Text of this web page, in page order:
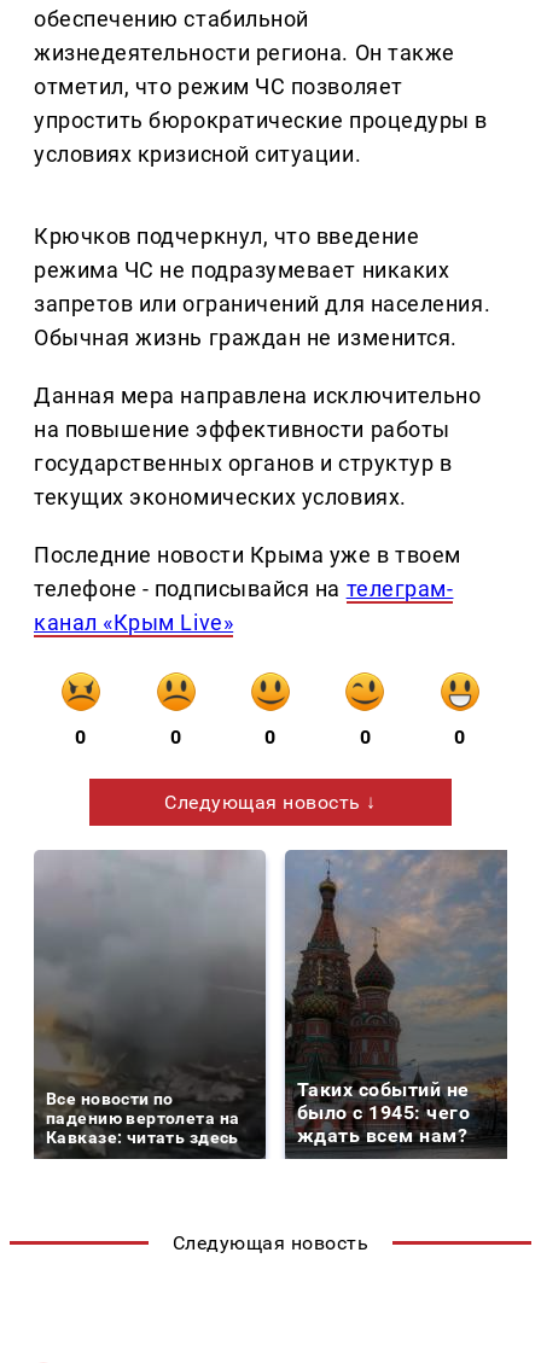
обеспечению стабильной
жизнедеятельности региона. Он также
отметил, что режим ЧС позволяет
упростить бюрократические процедуры в
условиях кризисной ситуации.
Крючков подчеркнул, что введение
режима ЧС не подразумевает никаких
запретов или ограничений для населения.
Обычная жизнь граждан не изменится.
Данная мера направлена исключительно
на повышение эффективности работы
государственных органов и структур в
текущих экономических условиях.
Последние новости Крыма уже в твоем
телефоне - подписывайся на телеграм-
канал «Крым Live»
0 0 0 0 0
Следующая новость ↓
Все новости по
падению вертолета на
Кавказе: читать здесь
Таких событий не
было с 1945: чего
ждать всем нам?
Следующая новость